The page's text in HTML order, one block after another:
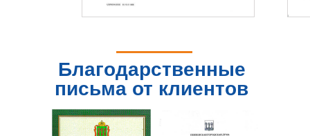
Благодарственные
письма от клиентов